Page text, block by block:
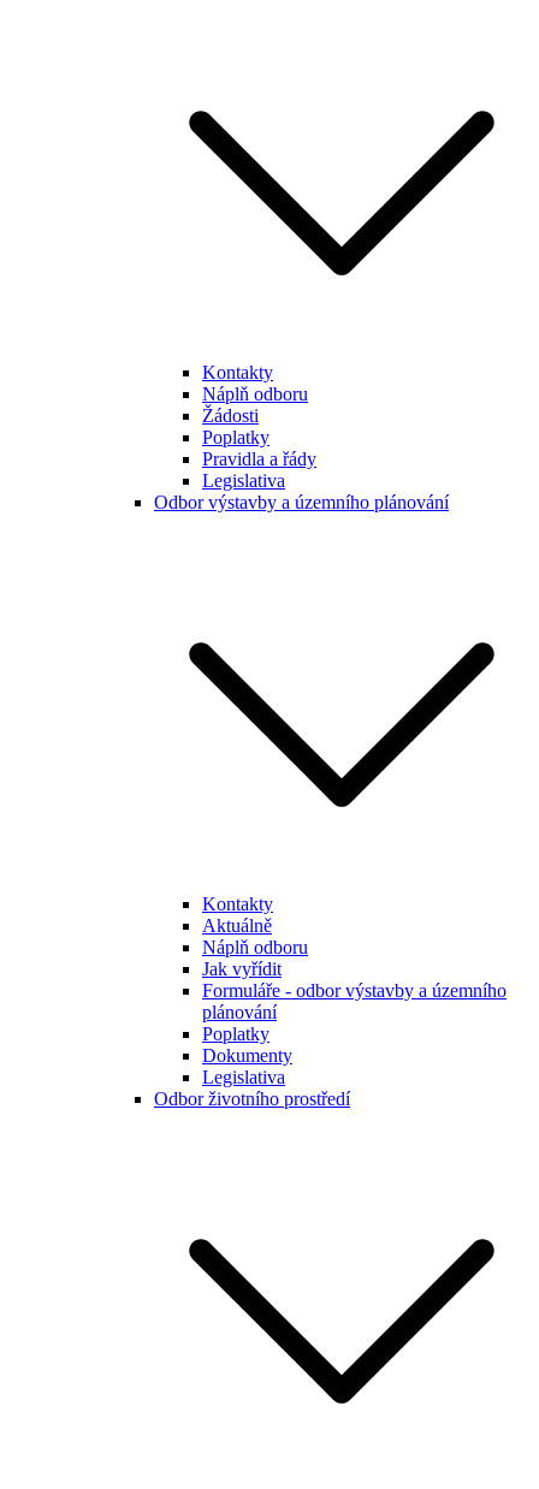
Kontakty
Náplň odboru
Žádosti
Poplatky
Pravidla a řády
Legislativa
Odbor výstavby a územního plánování
Kontakty
Aktuálně
Náplň odboru
Jak vyřídit
Formuláře - odbor výstavby a územního
plánování
Poplatky
Dokumenty
Legislativa
Odbor životního prostředí